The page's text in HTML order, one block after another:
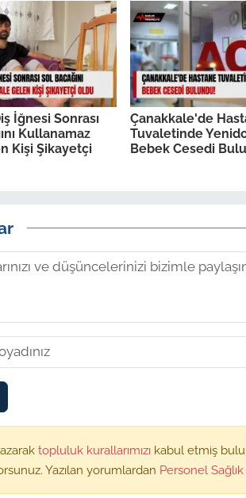
İğnesi Sonrası
Kullanamaz
Kişi Şikayetçi
Çanakkale'de
Tuvaletinde
Bebek Cesedi
topluluk kurallarımızı kabul etmiş
Yazılan yorumlardan Personel Sağlık